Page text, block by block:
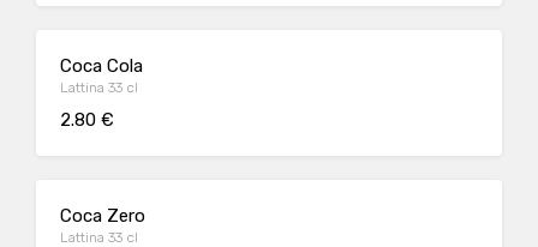
Coca Cola
Lattina 33 cl
2.80 €
Coca Zero
Lattina 33 cl